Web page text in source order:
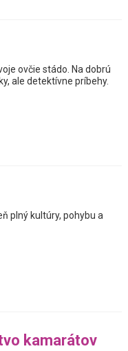
ovčie stádo. Na dobrú
ale detektívne príbehy.
plný kultúry, pohybu a
kamarátov